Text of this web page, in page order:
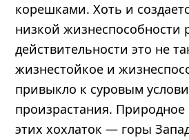
корешками. Хоть и
низкой жизнеспособности
действительности это не
жизнестойкое и
привыкло к суровым
произрастания.
этих хохлаток — горы